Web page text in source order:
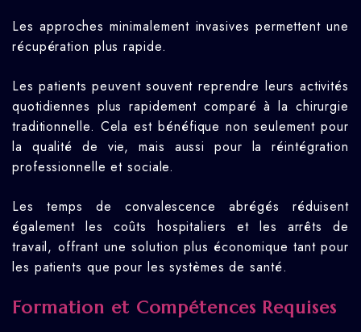
Les approches minimalement invasives permettent une
récupération plus rapide.
Les patients peuvent souvent reprendre leurs activités
quotidiennes plus rapidement comparé à la chirurgie
traditionnelle. Cela est bénéfique non seulement pour
la qualité de vie, mais aussi pour la réintégration
professionnelle et sociale.
Les temps de convalescence abrégés réduisent
également les coûts hospitaliers et les arrêts de
travail, offrant une solution plus économique tant pour
les patients que pour les systèmes de santé.
Formation et Compétences Requises